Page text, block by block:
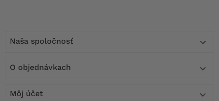
Naša spoločnosť 
O objednávkach 
Môj účet 